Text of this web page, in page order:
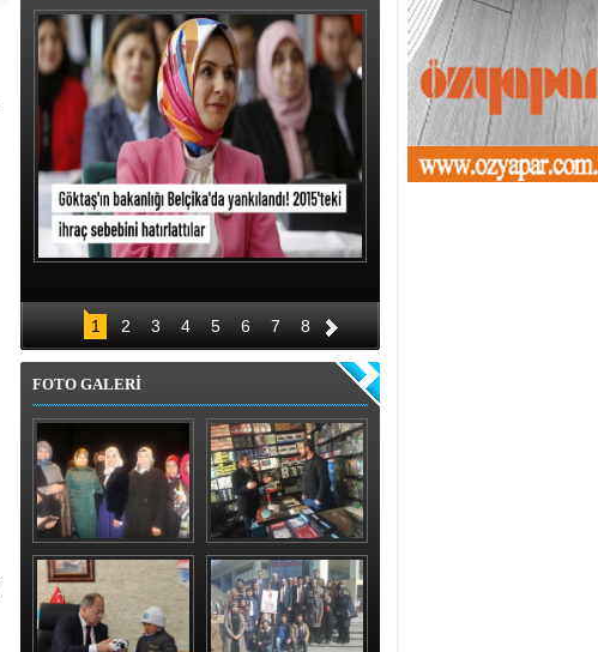
1 2 3 4 5 6 7 8
FOTO GALERİ
Hınıslı kadınlardan
'evet' sözü
Recep Aydın ve ekibi
geceli gündüzlü
çalışıyor